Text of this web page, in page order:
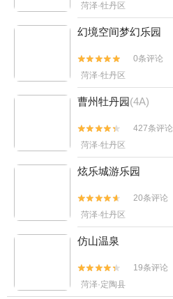
菏泽·牡丹区
幻境空间梦幻乐园


0条评论
菏泽·牡丹区
曹州牡丹园(4A)


427条评论
菏泽·牡丹区
炫乐城游乐园


20条评论
菏泽·牡丹区
仿山温泉


19条评论
菏泽·定陶县